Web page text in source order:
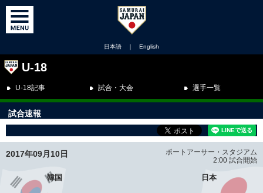
日本語 ｜ English
U-18
U-18記事 試合・大会 選手一覧
試合速報
2017年09月10日
ポートアーサー・スタジアム
2:00 試合開始
韓国 日本